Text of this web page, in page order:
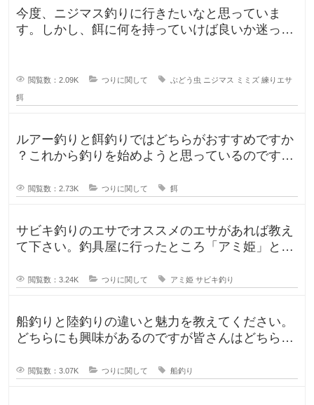
今度、ニジマス釣りに行きたいなと思っていま
す。しかし、餌に何を持っていけば良いか迷って
閲覧数：2.09K つりに関して ぶどう虫 ニジマス ミミズ 練りエサ
餌
ルアー釣りと餌釣りではどちらがおすすめですか
？これから釣りを始めようと思っているのです
閲覧数：2.73K つりに関して 餌
サビキ釣りのエサでオススメのエサがあれば教え
て下さい。釣具屋に行ったところ「アミ姫」とい
閲覧数：3.24K つりに関して アミ姫 サビキ釣り
船釣りと陸釣りの違いと魅力を教えてください。
どちらにも興味があるのですが皆さんはどちらが
閲覧数：3.07K つりに関して 船釣り